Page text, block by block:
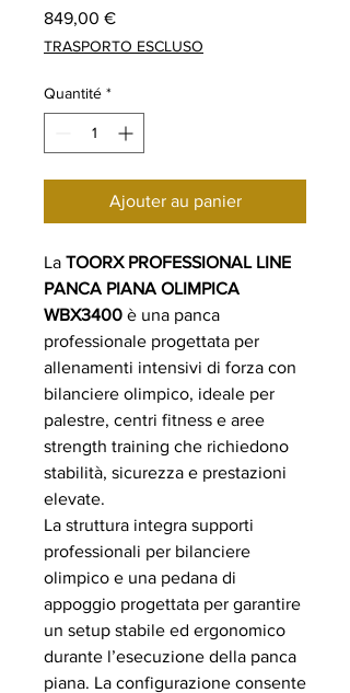
849,00 €Prix
TRASPORTO ESCLUSO
Quantité *
Ajouter au panier
La TOORX PROFESSIONAL LINE
PANCA PIANA OLIMPICA
WBX3400 è una panca
professionale progettata per
allenamenti intensivi di forza con
bilanciere olimpico, ideale per
palestre, centri fitness e aree
strength training che richiedono
stabilità, sicurezza e prestazioni
elevate.
La struttura integra supporti
professionali per bilanciere
olimpico e una pedana di
appoggio progettata per garantire
un setup stabile ed ergonomico
durante l’esecuzione della panca
piana. La configurazione consente